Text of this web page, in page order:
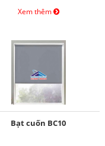
Xem thêm
Bạt cuốn BC10